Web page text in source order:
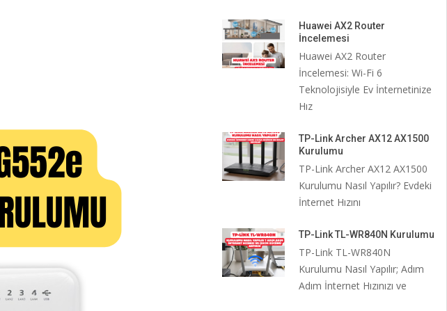
Huawei AX2 Router
İncelemesi
Huawei AX2 Router
İncelemesi: Wi-Fi 6
Teknolojisiyle Ev İnternetinize
Hız
TP-Link Archer AX12 AX1500
Kurulumu
TP-Link Archer AX12 AX1500
Kurulumu Nasıl Yapılır? Evdeki
İnternet Hızını
TP-Link TL-WR840N Kurulumu
TP-Link TL-WR840N
Kurulumu Nasıl Yapılır; Adım
Adım İnternet Hızınızı ve